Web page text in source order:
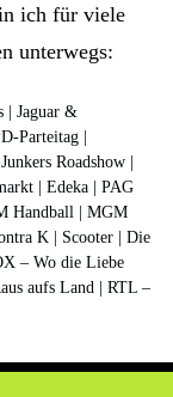
ich für viele
unterwegs:
| Jaguar &
Parteitag |
Roadshow |
| Edeka | PAG
Handball | MGM
K | Scooter | Die
– Wo die Liebe
aufs Land | RTL –